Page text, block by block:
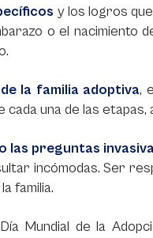
y los logros
o el nacimiento
la familia adoptiva,
una de las
las preguntas
incómodas. Ser
familia.
Mundial de la